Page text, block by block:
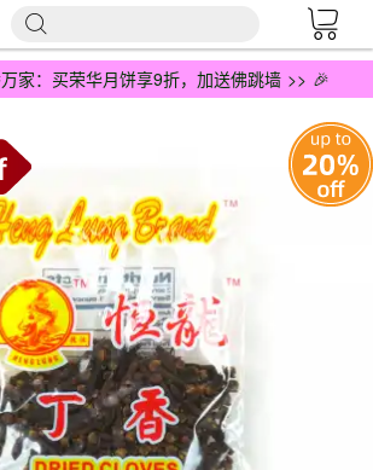
家：买荣华月饼享9折，加送佛跳墙 >> 🎉